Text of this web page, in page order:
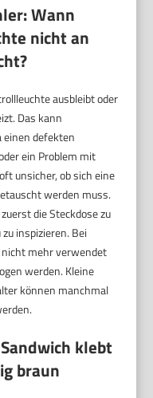
Wann
nicht an
ausbleibt oder
Das kann
einen defekten
ein Problem mit
unsicher, ob sich eine
werden muss.
die Steckdose zu
inspizieren. Bei
mehr verwendet
werden. Kleine
können manchmal
klebt
braun